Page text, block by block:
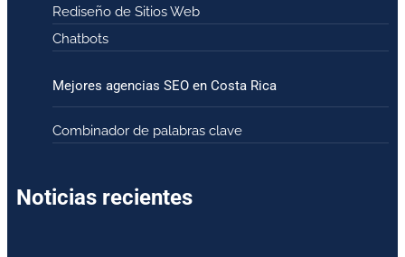
Rediseño de Sitios Web
Chatbots
Mejores agencias SEO en Costa Rica
Combinador de palabras clave
Noticias recientes